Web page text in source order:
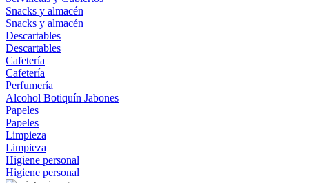
Snacks y almacén
Snacks y almacén
Descartables
Descartables
Cafetería
Cafetería
Perfumería
Alcohol Botiquín Jabones
Papeles
Papeles
Limpieza
Limpieza
Higiene personal
Higiene personal